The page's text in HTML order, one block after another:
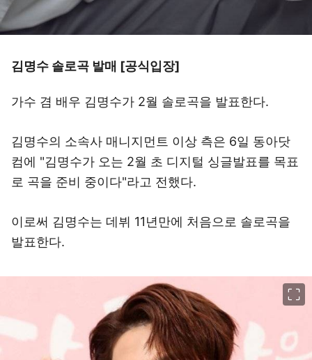
김명수 솔로곡 발매 [공식입장]
가수 겸 배우 김명수가 2월 솔로곡을 발표한다.
김명수의 소속사 매니지먼트 이상 측은 6일 동아닷
컴에 "김명수가 오는 2월 초 디지털 싱글발표를 목표
로 곡을 준비 중이다"라고 전했다.
이로써 김명수는 데뷔 11년만에 처음으로 솔로곡을
발표한다.